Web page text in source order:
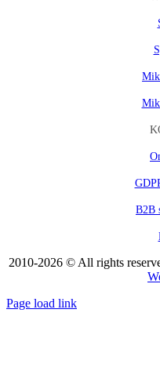
B2B
2010-2026 © All rights
Page load link